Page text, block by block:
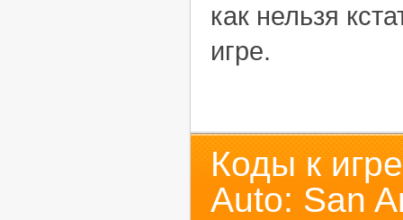
как нельзя
игре.
Коды к
Auto: San